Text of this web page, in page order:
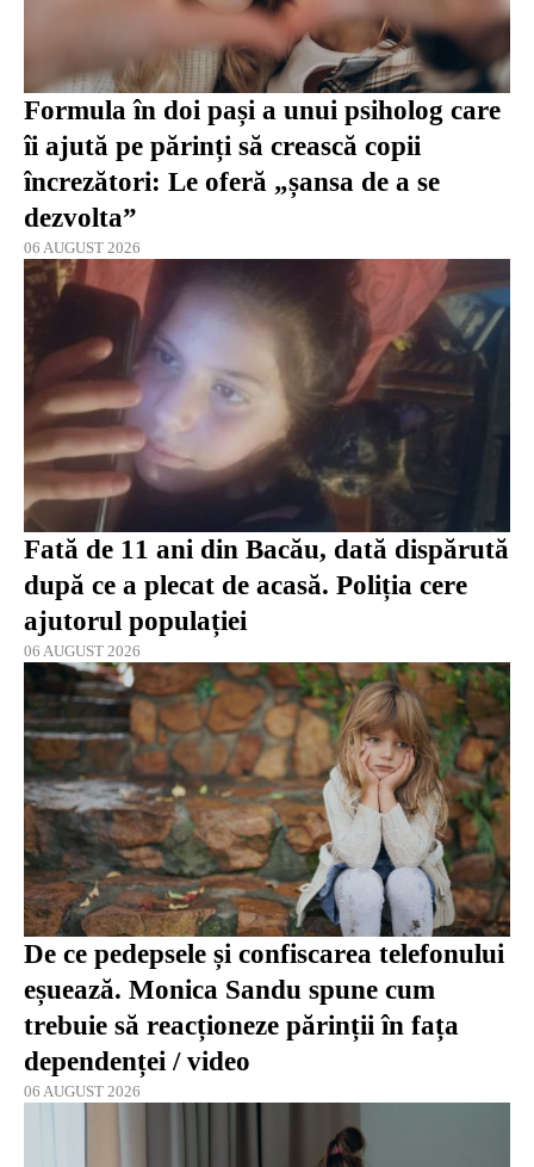
Formula în doi pași a unui psiholog care
îi ajută pe părinți să crească copii
încrezători: Le oferă „șansa de a se
dezvolta”
06 AUGUST 2026
Fată de 11 ani din Bacău, dată dispărută
după ce a plecat de acasă. Poliția cere
ajutorul populației
06 AUGUST 2026
De ce pedepsele și confiscarea telefonului
eșuează. Monica Sandu spune cum
trebuie să reacționeze părinții în fața
dependenței / video
06 AUGUST 2026